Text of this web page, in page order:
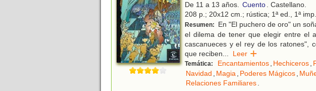
De 11 a 13 años. Cuento. Castellano.
208 p.; 20x12 cm.; rústica; 1ª ed., 1ª
Resumen:
En "El puchero de oro" un
el dilema de tener que elegir entre el
cascanueces y el rey de los ratones",
que reciben... Leer
Temática: Encantamientos, Hechiceros,
Navidad , Magia, Poderes Mágicos,
Relaciones Familiares.